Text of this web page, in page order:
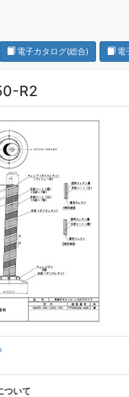
電子カタログ(総合) 電
R2
ついて